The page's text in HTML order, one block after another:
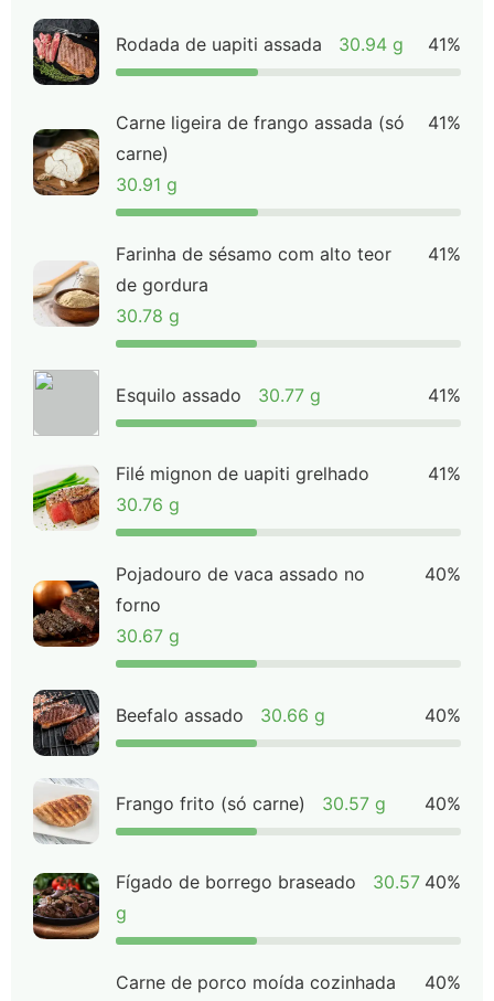
Rodada de uapiti assada 30.94 g 41%
Carne ligeira de frango assada (só
carne)
30.91 g
41%
Farinha de sésamo com alto teor
de gordura
30.78 g
41%
Esquilo assado 30.77 g 41%
Filé mignon de uapiti grelhado
30.76 g
41%
Pojadouro de vaca assado no
forno
30.67 g
40%
Beefalo assado 30.66 g 40%
Frango frito (só carne) 30.57 g 40%
Fígado de borrego braseado
30.57
g
40%
Carne de porco moída cozinhada
40%